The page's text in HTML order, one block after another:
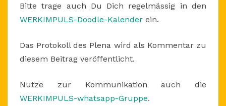
Bitte trage auch Du Dich regelmässig in den
WERKIMPULS-Doodle-Kalender ein.
Das Protokoll des Plena wird als Kommentar zu
diesem Beitrag veröffentlicht.
Nutze zur Kommunikation auch die
WERKIMPULS-whatsapp-Gruppe.